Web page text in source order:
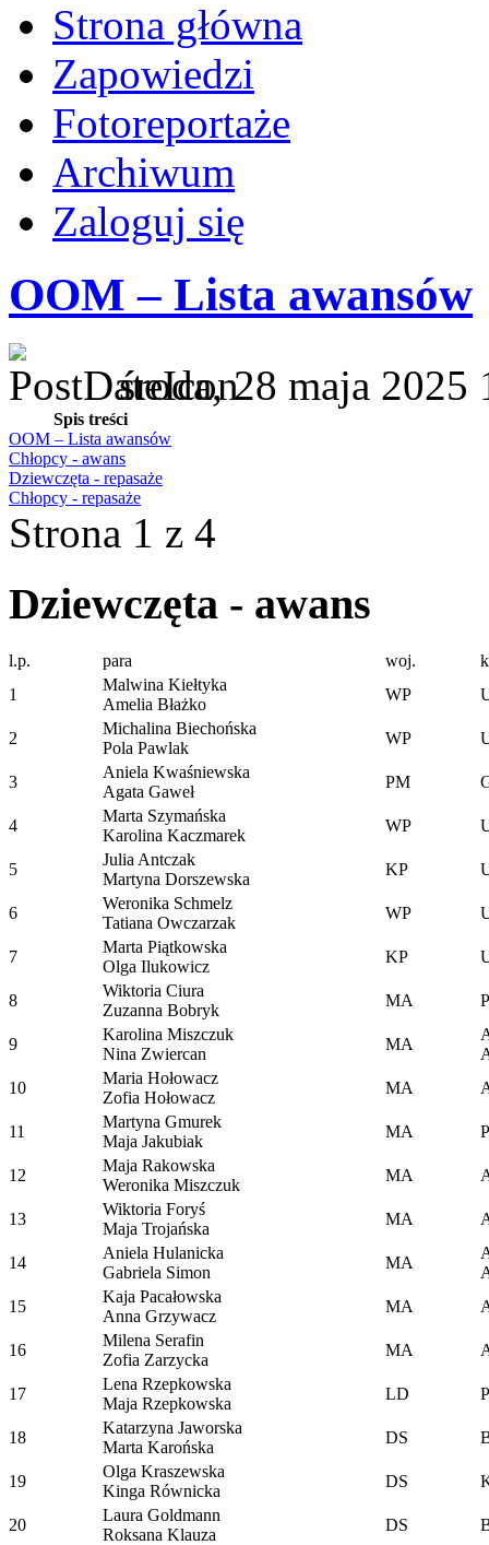
Strona główna
Zapowiedzi
Fotoreportaże
Archiwum
Zaloguj się
OOM – Lista awansów
środa, 28 maja 2025
Spis treści
OOM – Lista awansów
Chłopcy - awans
Dziewczęta - repasaże
Chłopcy - repasaże
Strona 1 z 4
Dziewczęta - awans
l.p. para woj.
1
Malwina Kiełtyka
Amelia Błażko
WP
2
Michalina Biechońska
Pola Pawlak
WP
3
Aniela Kwaśniewska
Agata Gaweł
PM
4
Marta Szymańska
Karolina Kaczmarek
WP
5
Julia Antczak
Martyna Dorszewska
KP
6
Weronika Schmelz
Tatiana Owczarzak
WP
7
Marta Piątkowska
Olga Ilukowicz
KP
8
Wiktoria Ciura
Zuzanna Bobryk
MA
9
Karolina Miszczuk
Nina Zwiercan
MA
10
Maria Hołowacz
Zofia Hołowacz
MA
11
Martyna Gmurek
Maja Jakubiak
MA
12
Maja Rakowska
Weronika Miszczuk
MA
13
Wiktoria Foryś
Maja Trojańska
MA
14
Aniela Hulanicka
Gabriela Simon
MA
15
Kaja Pacałowska
Anna Grzywacz
MA
16
Milena Serafin
Zofia Zarzycka
MA
17
Lena Rzepkowska
Maja Rzepkowska
LD
18
Katarzyna Jaworska
Marta Karońska
DS
19
Olga Kraszewska
Kinga Równicka
DS
20
Laura Goldmann
Roksana Klauza
DS